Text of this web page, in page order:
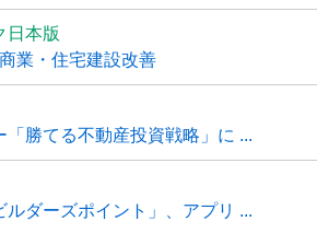
日本版
業・住宅建設改善
勝てる不動産投資戦略」に ...
ダーズポイント」、アプリ ...